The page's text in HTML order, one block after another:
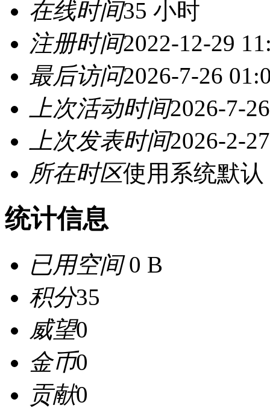
在线时间35 小时
注册时间2022-12-29
最后访问2026-7-26
上次活动时间2026-7-
上次发表时间2026-2-
所在时区使用系统默认
统计信息
已用空间0 B
积分35
威望0
金币0
贡献0